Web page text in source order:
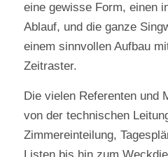
eine gewisse Form, einen
Ablauf, und die ganze
einem sinnvollen Aufbau
Zeitraster.
Die vielen Referenten und
von der technischen
Zimmereinteilung,